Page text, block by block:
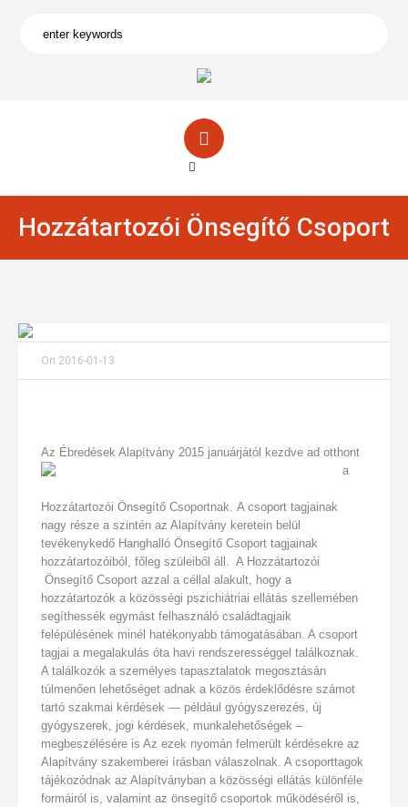
Hozzátartozói Önsegítő Csoport
On 2016-01-13
Az Ébredések Alapítvány 2015 januárjától kezdve ad otthont
a
Hozzátartozói Önsegítő Csoportnak. A csoport tagjainak
nagy része a szintén az Alapítvány keretein belül
tevékenykedő Hanghalló Önsegítő Csoport tagjainak
hozzátartozóiból, főleg szüleiből áll. A Hozzátartozói
Önsegítő Csoport azzal a cé llal alakult, hogy a
hozzátartozók a közösségi pszichiátriai ellátás szellemében
segíthessék egymást felhasználó családtagjaik
felépülésének minél hatékonyabb támogatásában. A csoport
tagjai a megalakulás óta havi rendszerességgel találkoznak.
A találkozók a személyes tapasztalatok megosztásán
túlmenően lehetőséget adnak a közös érdeklődésre számot
tartó szakmai kérdések — például gyógyszerezés, új
gyógyszerek, jogi kérdések, munkalehetőségek –
megbeszélésére is Az ezek nyomán felmerült kérdésekre az
Alapítvány szakemberei írásban válaszolnak. A csoporttagok
tájékozódnak az Alapítványban a közösségi ellátás különféle
formáiról is, valamint az önsegítő csoportok működéséről is,